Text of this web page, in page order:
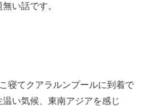
い話です。
寝てクアラルンプールに到着で
い気候、東南アジアを感じ